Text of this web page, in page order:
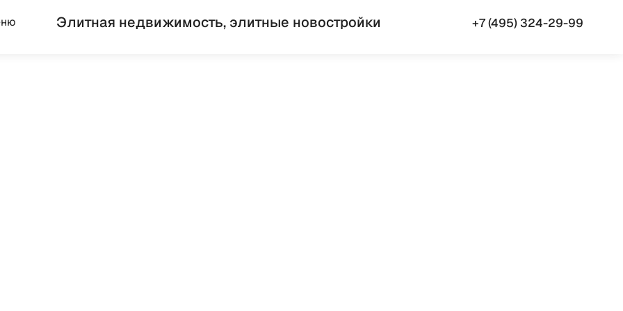
Элитная недвижимость, элитные новостройки +7 (495) 324-29-99